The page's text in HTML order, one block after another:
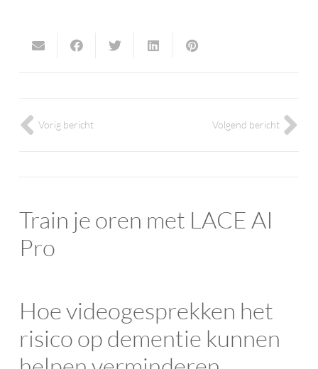
Vorig bericht Volgend bericht
Train je oren met LACE AI
Pro
Hoe videogesprekken het
risico op dementie kunnen